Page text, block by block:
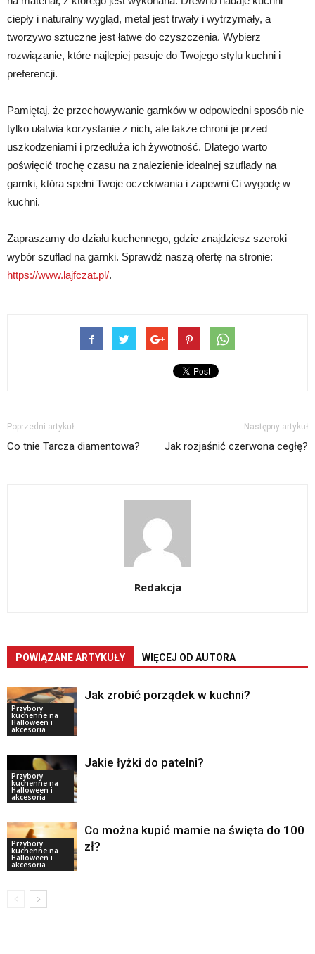
ciepły i naturalny wygląd, metal jest trwały i wytrzymały, a
tworzywo sztuczne jest łatwe do czyszczenia. Wybierz
rozwiązanie, które najlepiej pasuje do Twojego stylu kuchni i
preferencji.
Pamiętaj, że przechowywanie garnków w odpowiedni sposób nie
tylko ułatwia korzystanie z nich, ale także chroni je przed
uszkodzeniami i przedłuża ich żywotność. Dlatego warto
poświęcić trochę czasu na znalezienie idealnej szuflady na
garnki, która spełni Twoje oczekiwania i zapewni Ci wygodę w
kuchni.
Zapraszamy do działu kuchennego, gdzie znajdziesz szeroki
wybór szuflad na garnki. Sprawdź naszą ofertę na stronie:
https://www.lajfczat.pl/.
Poprzedni artykuł
Co tnie Tarcza diamentowa?
Następny artykuł
Jak rozjaśnić czerwona cegłę?
Redakcja
POWIĄZANE ARTYKUŁY WIĘCEJ OD AUTORA
Przybory
kuchenne na
Halloween i
akcesoria
Jak zrobić porządek w kuchni?
Przybory
kuchenne na
Halloween i
akcesoria
Jakie łyżki do patelni?
Przybory
kuchenne na
Halloween i
akcesoria
Co można kupić mamie na święta do 100
zł?